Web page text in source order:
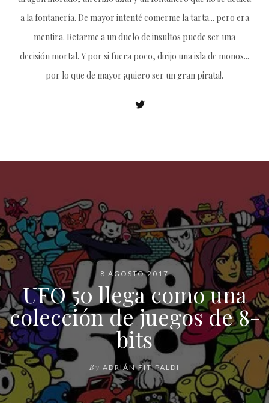
a la fontanería. De mayor intenté comerme la tarta... pero era
mentira. Retarme a un duelo de insultos puede ser una
decisión mortal. Y por si fuera poco, dirijo una isla de monos...
por lo que de mayor ¡quiero ser un gran pirata!.
8 AGOSTO 2017
UFO 50 llega como una
colección de juegos de 8-
bits
By ADRIÁN FITIPALDI